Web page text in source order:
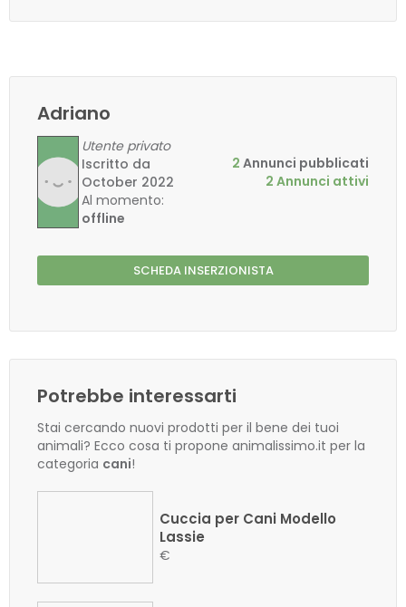
Adriano
Utente privato
Iscritto da
October 2022
Al momento:
offline
2 Annunci pubblicati
2 Annunci attivi
SCHEDA INSERZIONISTA
Potrebbe interessarti
Stai cercando nuovi prodotti per il bene dei tuoi
animali? Ecco cosa ti propone animalissimo.it per la
categoria cani!
Cuccia per Cani Modello
Lassie
€